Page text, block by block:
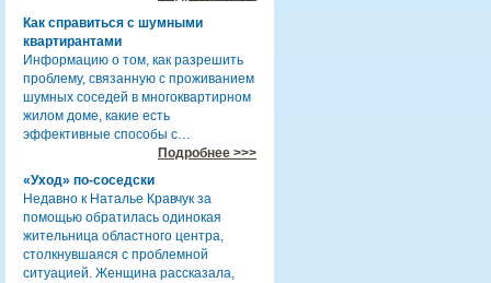
Как справиться с шумными
квартирантами
Информацию о том, как разрешить
проблему, связанную с проживанием
шумных соседей в многоквартирном
жилом доме, какие есть
эффективные способы с…
Подробнее >>>
«Уход» по-соседски
Недавно к Наталье Кравчук за
помощью обратилась одинокая
жительница областного центра,
столкнувшаяся с проблемной
ситуацией. Женщина рассказала,